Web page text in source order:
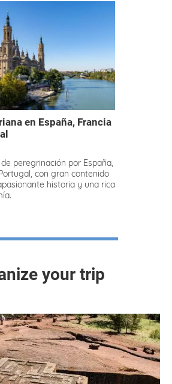
en España, Francia
peregrinación por España,
con gran contenido
historia y una rica
your trip